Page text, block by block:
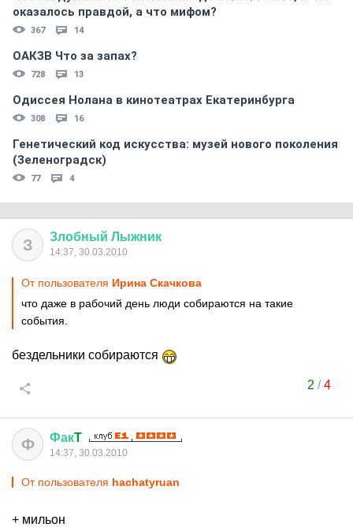
оказалось правдой, а что мифом?
367 14
ОАКЗВ Что за запах?
728 13
Одиссея Нолана в кинотеатрах Екатеринбурга
308 16
Генетический код искусства: музей нового поколения
(Зеленоградск)
77 4
З Злобный Лыжник
14:37, 30.03.2010
От пользователя Ирина Скачкова
что даже в рабочий день люди собираются на такие
события.
бездельники собираются
2 /4
Ф ФакT
14:37, 30.03.2010
От пользователя hachatyruan
+ мильон